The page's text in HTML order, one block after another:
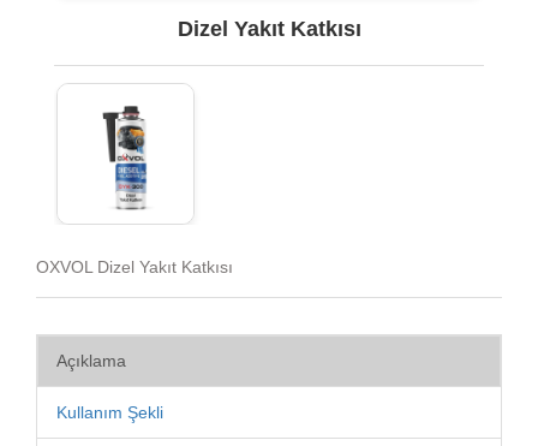
Dizel Yakıt Katkısı
OXVOL Dizel Yakıt Katkısı
Açıklama
Kullanım Şekli